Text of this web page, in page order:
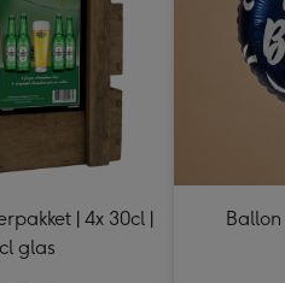
| 4x 30cl |
glas